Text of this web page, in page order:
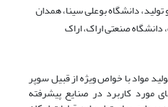
دانشگاه بوعلی سینا، همدان
صنعتی اراک، اراک
مواد با خواص ویژه از قبیل سوپر
مورد کاربرد در صنایع پیشرفته